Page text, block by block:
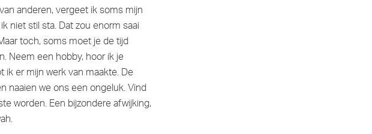
anderen, vergeet ik soms mijn
niet stil sta. Dat zou enorm saai
toch, soms moet je de tijd
Neem een hobby, hoor ik je
ik er mijn werk van maakte. De
naaien we ons een ongeluk. Vind
worden. Een bijzondere afwijking,